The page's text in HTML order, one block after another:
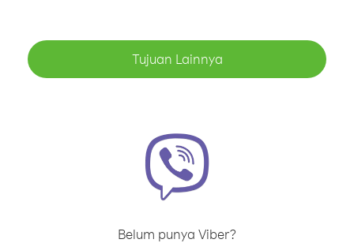
Tujuan Lainnya
Belum punya Viber?